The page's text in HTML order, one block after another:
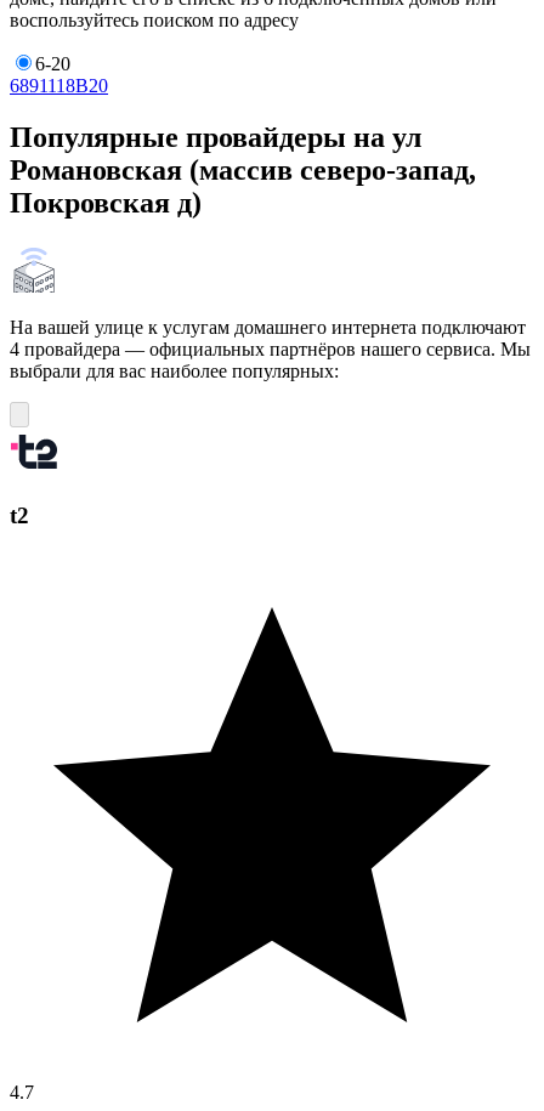
воспользуйтесь поиском по адресу
6-20
6891118В20
Популярные провайдеры на ул
Романовская (массив северо-запад,
Покровская д)
На вашей улице к услугам домашнего интернета подключают
4 провайдера — официальных партнёров нашего сервиса. Мы
выбрали для вас наиболее популярных:
t2
4.7